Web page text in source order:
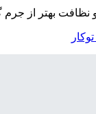
بهتر از جرم